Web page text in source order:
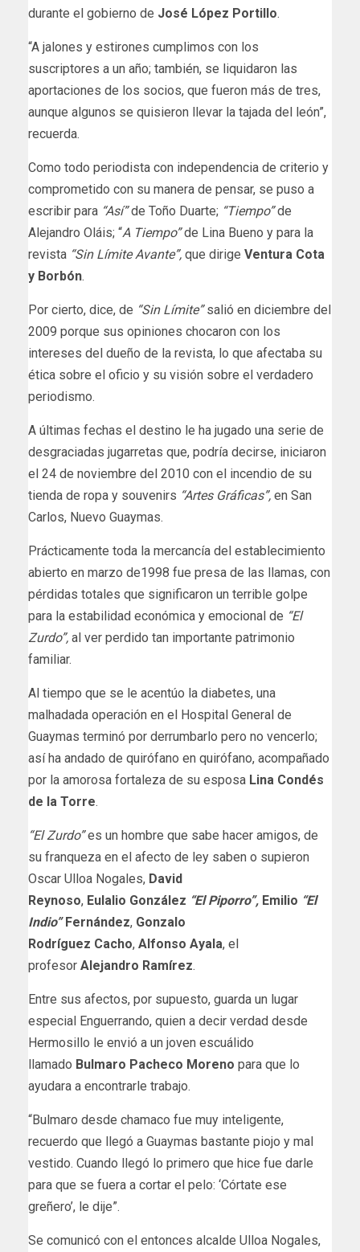
durante el gobierno de José López Portillo.
“A jalones y estirones cumplimos con los
suscriptores a un año; también, se liquidaron las
aportaciones de los socios, que fueron más de tres,
aunque algunos se quisieron llevar la tajada del león”,
recuerda.
Como todo periodista con independencia de criterio y
comprometido con su manera de pensar, se puso a
escribir para “Así”de Toño Duarte; “Tiempo”de
Alejandro Oláis; “A Tiempo”de Lina Bueno y para la
revista “Sin Límite Avante”, que dirige Ventura Cota
y Borbón.
Por cierto, dice, de “Sin Límite”salió en diciembre del
2009 porque sus opiniones chocaron con los
intereses del dueño de la revista, lo que afectaba su
ética sobre el oficio y su visión sobre el verdadero
periodismo.
A últimas fechas el destino le ha jugado una serie de
desgraciadas jugarretas que, podría decirse, iniciaron
el 24 de noviembre del 2010 con el incendio de su
tienda de ropa y souvenirs “Artes Gráficas”, en San
Carlos, Nuevo Guaymas.
Prácticamente toda la mercancía del establecimiento
abierto en marzo de1998 fue presa de las llamas, con
pérdidas totales que significaron un terrible golpe
para la estabilidad económica y emocional de “El
Zurdo”, al ver perdido tan importante patrimonio
familiar.
Al tiempo que se le acentúo la diabetes, una
malhadada operación en el Hospital General de
Guaymas terminó por derrumbarlo pero no vencerlo;
así ha andado de quirófano en quirófano, acompañado
por la amorosa fortaleza de su esposa Lina Condés
de la Torre.
“El Zurdo”es un hombre que sabe hacer amigos, de
su franqueza en el afecto de ley saben o supieron
Oscar Ulloa Nogales, David
Reynoso, Eulalio González “El Piporro”, Emilio “El
Indio”Fernández, Gonzalo
Rodríguez Cacho, Alfonso Ayala, el
profesor Alejandro Ramírez.
Entre sus afectos, por supuesto, guarda un lugar
especial Enguerrando, quien a decir verdad desde
Hermosillo le envió a un joven escuálido
llamado Bulmaro Pacheco Moreno para que lo
ayudara a encontrarle trabajo.
“Bulmaro desde chamaco fue muy inteligente,
recuerdo que llegó a Guaymas bastante piojo y mal
vestido. Cuando llegó lo primero que hice fue darle
para que se fuera a cortar el pelo: ‘Córtate ese
greñero’, le dije”.
Se comunicó con el entonces alcalde Ulloa Nogales,